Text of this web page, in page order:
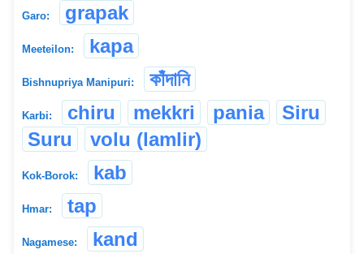
Garo: grapak
Meeteilon: kapa
Bishnupriya Manipuri: কাঁদানি
Karbi: chiru mekkri pania
Siru
Suru
volu (lamlir)
Kok-Borok: kab
Hmar: tap
Nagamese: kand